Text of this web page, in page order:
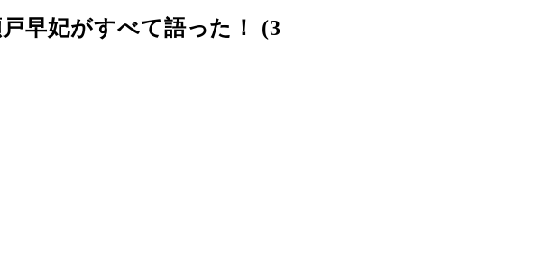
早妃がすべて語った！ (3